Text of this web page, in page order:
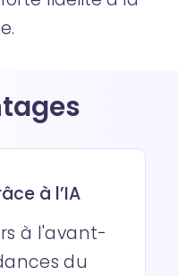
à l’IA
à l'avant-
du